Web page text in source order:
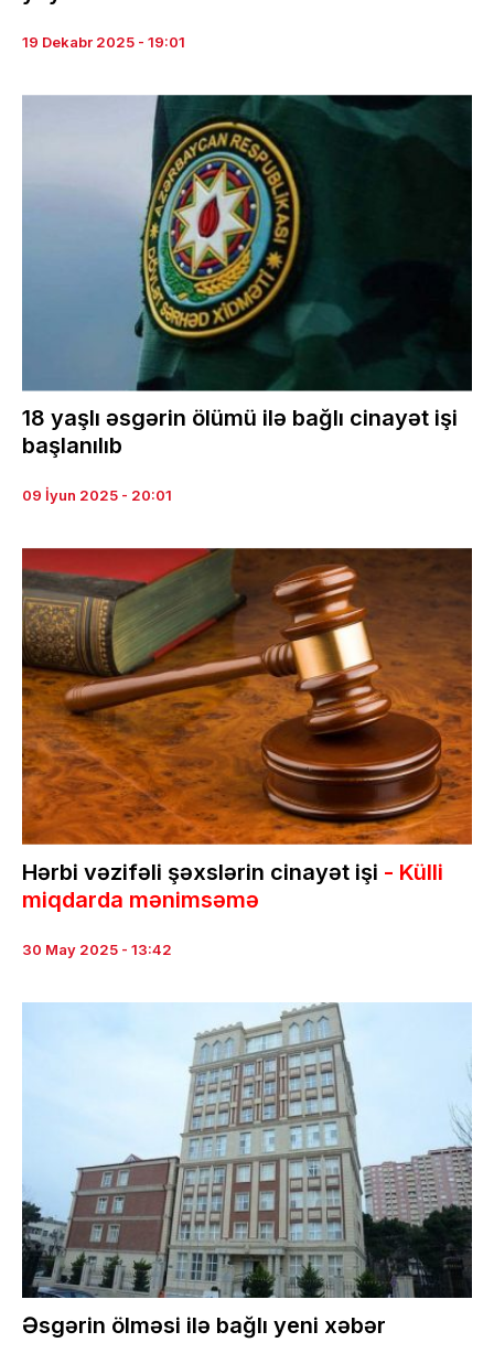
19 Dekabr 2025 - 19:01
18 yaşlı əsgərin ölümü ilə bağlı cinayət işi
başlanılıb
09 İyun 2025 - 20:01
Hərbi vəzifəli şəxslərin cinayət işi - Külli
miqdarda mənimsəmə
30 May 2025 - 13:42
Əsgərin ölməsi ilə bağlı yeni xəbər